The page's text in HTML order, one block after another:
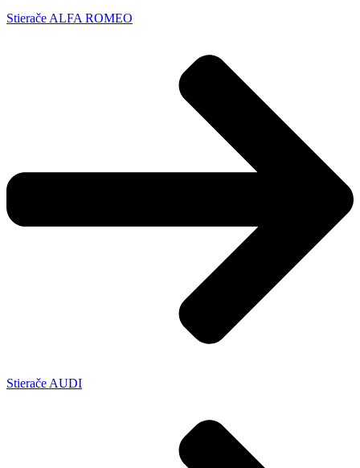
Stierače ALFA ROMEO
Stierače AUDI